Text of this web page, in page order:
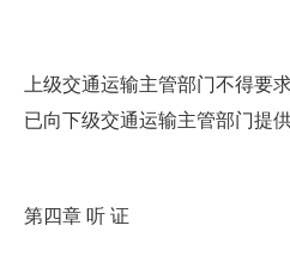
上级交通运输主管部门不得要
已向下级交通运输主管部门提
第四章 听 证